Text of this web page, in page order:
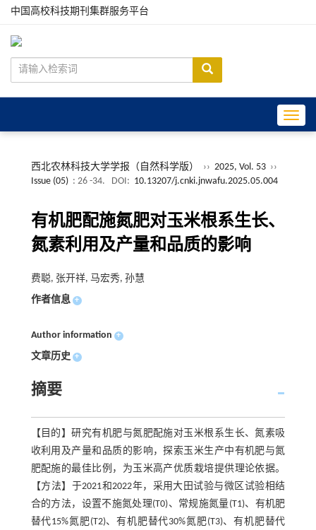
中国高校科技期刊集群服务平台
西北农林科技大学学报（自然科学版） ›› 2025, Vol. 53 ››
Issue (05) : 26 -34. DOI: 10.13207/j.cnki.jnwafu.2025.05.004
有机肥配施氮肥对玉米根系生长、
氮素利用及产量和品质的影响
费聪, 张开祥, 马宏秀, 孙慧
作者信息 +
Author information +
文章历史 +
摘要
【目的】研究有机肥与氮肥配施对玉米根系生长、氮素吸
收利用及产量和品质的影响，探索玉米生产中有机肥与氮
肥配施的最佳比例，为玉米高产优质栽培提供理论依据。
【方法】于2021和2022年，采用大田试验与微区试验相结
合的方法，设置不施氮处理(T0)、常规施氮量(T1)、有机肥
替代15%氮肥(T2)、有机肥替代30%氮肥(T3)、有机肥替代